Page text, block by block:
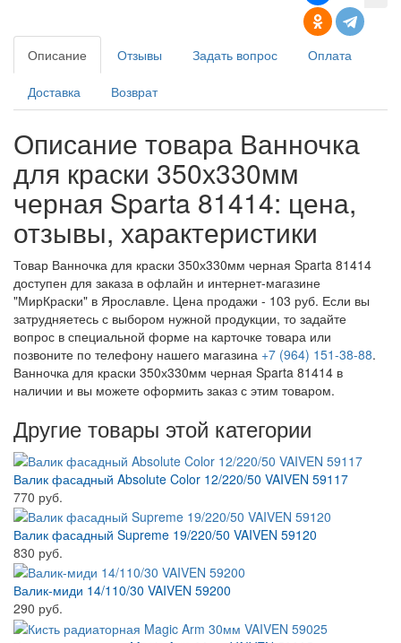
Описание Отзывы Задать вопрос Оплата
Доставка Возврат
Описание товара Ванночка
для краски 350х330мм
черная Sparta 81414: цена,
отзывы, характеристики
Товар Ванночка для краски 350х330мм черная Sparta 81414
доступен для заказа в офлайн и интернет-магазине
"МирКраски" в Ярославле. Цена продажи - 103 руб. Если вы
затрудняетесь с выбором нужной продукции, то задайте
вопрос в специальной форме на карточке товара или
позвоните по телефону нашего магазина +7 (964) 151-38-88.
Ванночка для краски 350х330мм черная Sparta 81414 в
наличии и вы можете оформить заказ с этим товаром.
Другие товары этой категории
Валик фасадный Absolute Color 12/220/50 VAIVEN 59117
770 руб.
Валик фасадный Supreme 19/220/50 VAIVEN 59120
830 руб.
Валик-миди 14/110/30 VAIVEN 59200
290 руб.